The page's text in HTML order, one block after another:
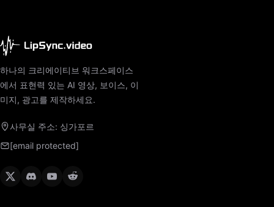
하나의 크리에이티브 워크스페이스
에서 표현력 있는 AI 영상, 보이스, 이
미지, 광고를 제작하세요.
사무실 주소: 싱가포르
[email protected]